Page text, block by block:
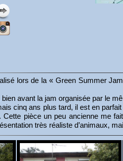
lors de la « Green Summer
avant la jam organisée par le
cinq ans plus tard, il est en
Cette pièce un peu ancienne me
très réaliste d’animaux,